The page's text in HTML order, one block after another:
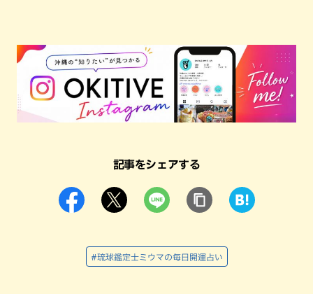
記事をシェアする
#琉球鑑定士ミウマの毎日開運占い